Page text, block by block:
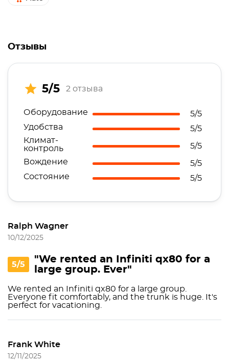
Отзывы
5/5 2 отзыва
Оборудование
5/5
Удобства
5/5
Климат-
контроль
5/5
Вождение
5/5
Состояние
5/5
Ralph Wagner
10/12/2025
5/5
"We rented an Infiniti qx80 for a
large group. Ever"
We rented an Infiniti qx80 for a large group.
Everyone fit comfortably, and the trunk is huge. It's
perfect for vacationing.
Frank White
12/11/2025